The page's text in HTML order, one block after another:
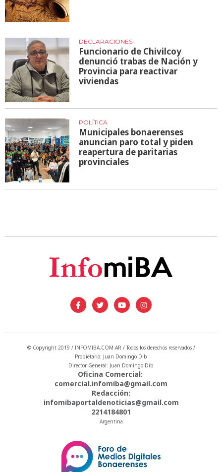
DECLARACIONES
Funcionario de Chivilcoy
denunció trabas de Nación y
Provincia para reactivar
viviendas
POLÍTICA
Municipales bonaerenses
anuncian paro total y piden
reapertura de paritarias
provinciales
© Copyright 2019 / INFOMIBA.COM.AR / Todos los derechos reservados /
Propietario: Juan Domingo Dib
Director General: Juan Domingo Dib
Oficina Comercial:
comercial.infomiba@gmail.com
Redacción:
infomibaportaldenoticias@gmail.com
2214184801
Argentina